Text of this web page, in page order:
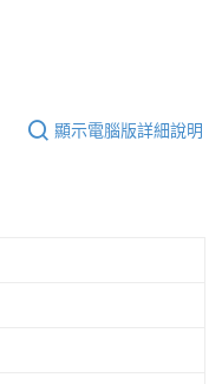
顯示電腦版詳細說明